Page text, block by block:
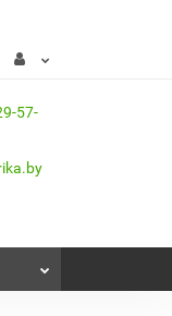
57-